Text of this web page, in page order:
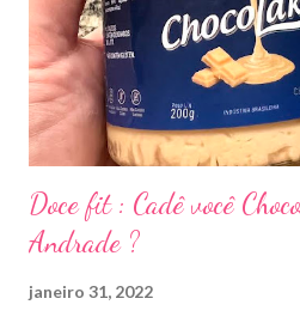
Doce fit : Cadê você
Andrade ?
janeiro 31, 2022